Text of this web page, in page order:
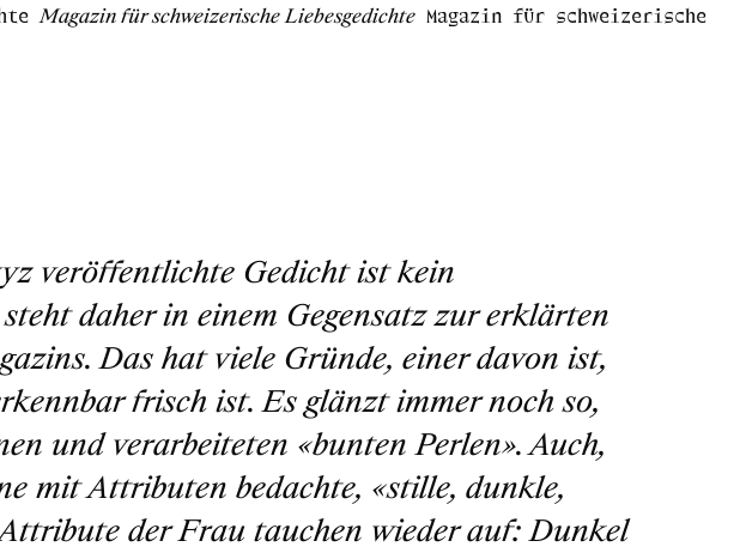
Magazin für schweizerische Liebesgedichte Magazin für schweizerische
veröffentlichte Gedicht ist kein
steht daher in einem Gegensatz zur erklärten
Das hat viele Gründe, einer davon ist,
frisch ist. Es glänzt immer noch so,
und verarbeiteten «bunten Perlen». Auch,
mit Attributen bedachte, «stille, dunkle,
der Frau tauchen wieder auf: Dunkel